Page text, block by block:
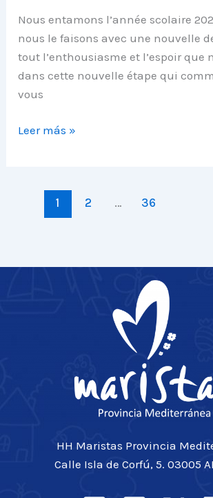
Nous entamons l’année scolaire
nous le faisons avec une nouvelle
tout l’enthousiasme et l’espoir que
dans cette nouvelle étape qui
vous
Entre!
Leer más »
1 2 … 36
HH Maristas Provincia
Calle Isla de Corfú, 5. 03005